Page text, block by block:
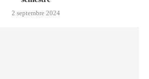
2 septembre 2024